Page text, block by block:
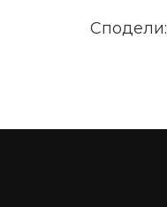
Сподели: